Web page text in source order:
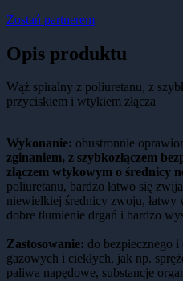
Zostań partnerem
Opis produktu
Wąż spiralny z poliuretanu, z
przyciskiem i wtykiem złącza
Wykonanie: obustronnie
zginaniem, z szybkozłączem
złączem wtykowym o średnicy
poliuretanu, bardzo łatwo się
niewielkiej średnicy zwoju, łatwy
dobre tłumienie drgań i bardzo
Zastosowanie: do bezpiecznego
gazowych i ciekłych, jak np.
paliwa napędowe, substancje